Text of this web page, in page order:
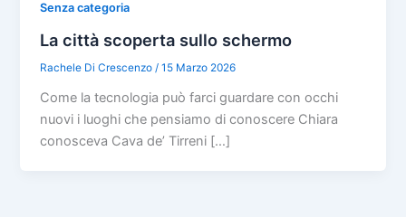
Senza categoria
La città scoperta sullo schermo
Rachele Di Crescenzo /15 Marzo 2026
Come la tecnologia può farci guardare con occhi
nuovi i luoghi che pensiamo di conoscere Chiara
conosceva Cava de’ Tirreni […]